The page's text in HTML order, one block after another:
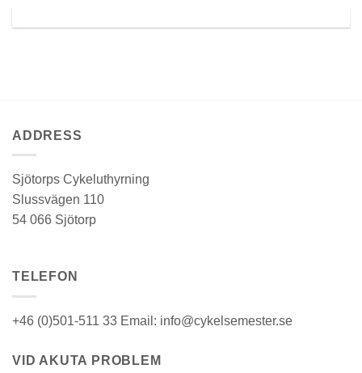
ADDRESS
Sjötorps Cykeluthyrning
Slussvägen 110
54 066 Sjötorp
TELEFON
+46 (0)501-511 33 Email: info@cykelsemester.se
VID AKUTA PROBLEM